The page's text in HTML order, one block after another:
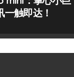
触即达！